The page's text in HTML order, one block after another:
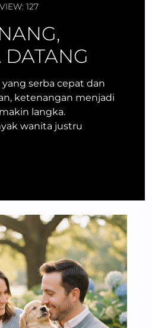
VIEW: 127
serba cepat dan
ketenangan menjadi
langka.
wanita justru